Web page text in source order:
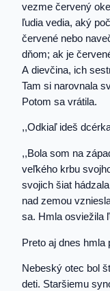
vezme červený
ľudia vedia, aký
červené nebo
dňom; ak je
A dievčina, ich
Tam si narovnala
Potom sa vrátila.
,,Odkiaľ ideš
,,Bola som na
veľkého krbu
svojich šiat
nad zemou
sa. Hmla osviežila
Preto aj dnes hmla
Nebeský otec bol
deti. Staršiemu